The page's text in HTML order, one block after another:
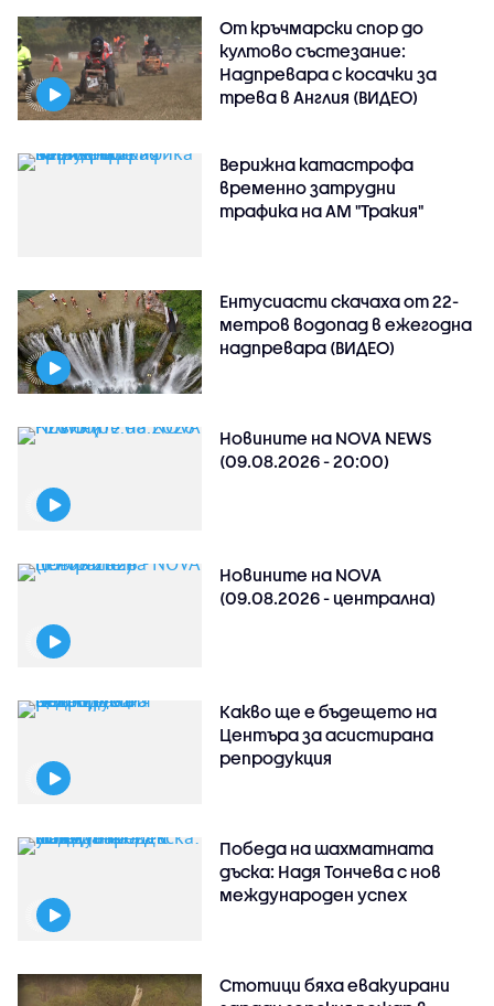
От кръчмарски спор до
култово състезание:
Надпревара с косачки за
трева в Англия (ВИДЕО)
Верижна катастрофа
временно затрудни
трафика на АМ "Тракия"
Ентусиасти скачаха от 22-
метров водопад в ежегодна
надпревара (ВИДЕО)
Новините на NOVA NEWS
(09.08.2026 - 20:00)
Новините на NOVA
(09.08.2026 - централна)
Какво ще е бъдещето на
Центъра за асистирана
репродукция
Победа на шахматната
дъска: Надя Тончева с нов
международен успех
Стотици бяха евакуирани